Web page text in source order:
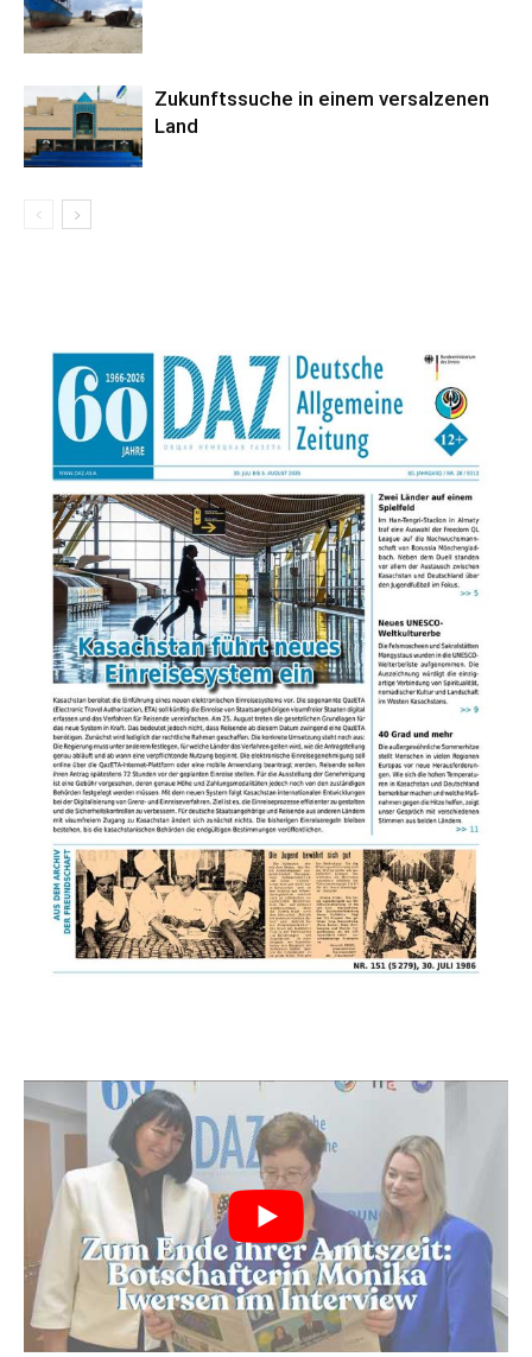
Zukunftssuche in einem versalzenen
Land